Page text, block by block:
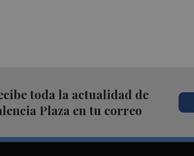
toda la actualidad de
Plaza en tu correo